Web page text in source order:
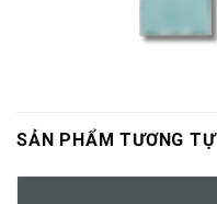
SẢN PHẨM TƯƠNG TỰ